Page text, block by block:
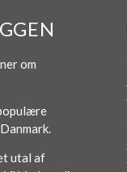
om
utal af